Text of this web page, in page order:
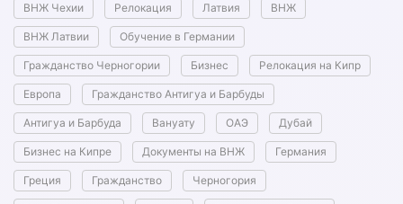
ВНЖ Чехии Релокация Латвия ВНЖ
ВНЖ Латвии Обучение в Германии
Гражданство Черногории Бизнес Релокация на Кипр
Европа Гражданство Антигуа и Барбуды
Антигуа и Барбуда Вануату ОАЭ Дубай
Бизнес на Кипре Документы на ВНЖ Германия
Греция Гражданство Черногория